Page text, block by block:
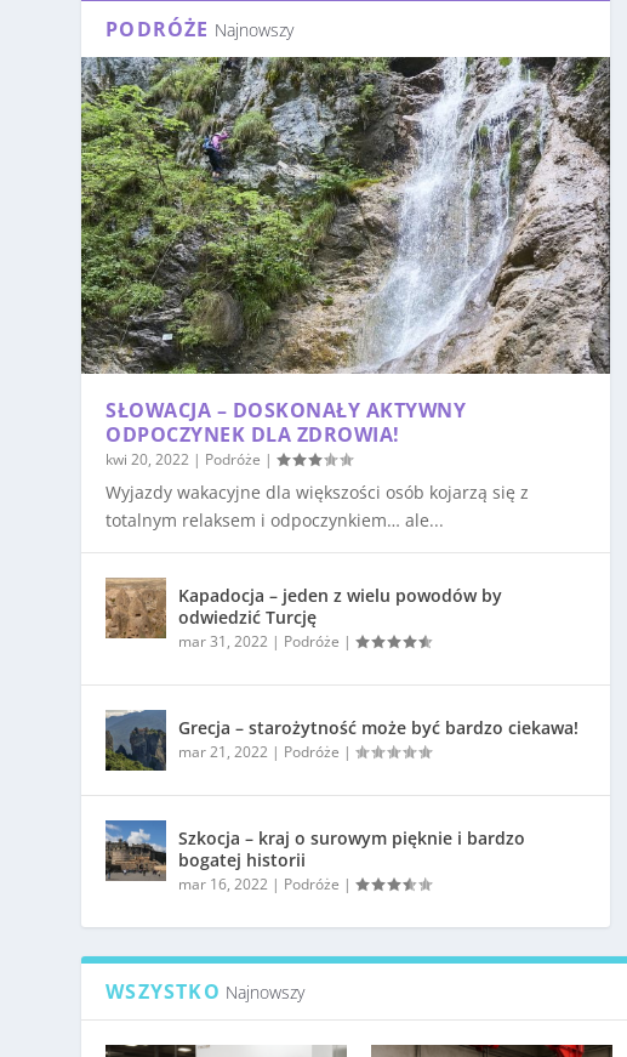
PODRÓŻE Najnowszy
SŁOWACJA – DOSKONAŁY AKTYWNY
ODPOCZYNEK DLA ZDROWIA!
kwi 20, 2022 | Podróże |
Wyjazdy wakacyjne dla większości osób kojarzą się z
totalnym relaksem i odpoczynkiem… ale...
Kapadocja – jeden z wielu powodów by
odwiedzić Turcję
mar 31, 2022 | Podróże |
Grecja – starożytność może być bardzo ciekawa!
mar 21, 2022 | Podróże |
Szkocja – kraj o surowym pięknie i bardzo
bogatej historii
mar 16, 2022 | Podróże |
WSZYSTKO Najnowszy